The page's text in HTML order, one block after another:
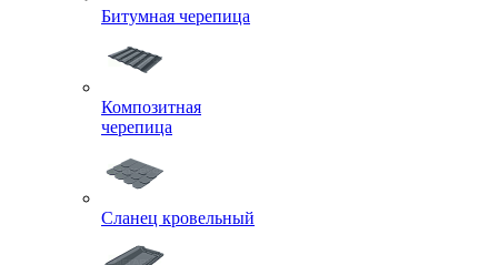
Битумная черепица
Композитная
черепица
Сланец кровельный